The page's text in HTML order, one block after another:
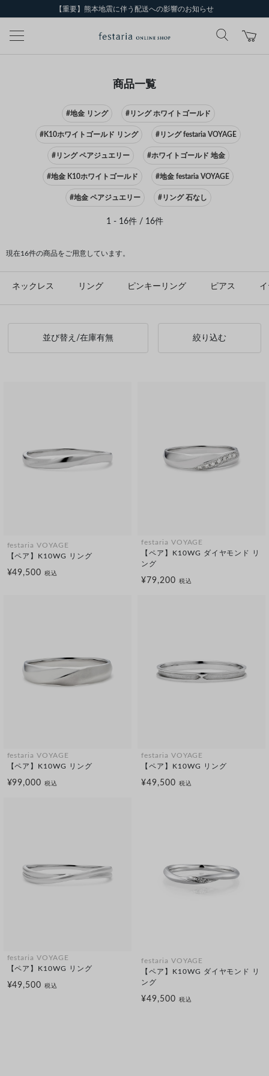
【重要】熊本地震に伴う配送への影響のお知らせ
商品一覧
#地金 リング #リング ホワイトゴールド
#K10ホワイトゴールド リング #リング festaria VOYAGE
#リング ペアジュエリー #ホワイトゴールド 地金
#地金 K10ホワイトゴールド #地金 festaria VOYAGE
#地金 ペアジュエリー #リング 石なし
1 - 16件 / 16件
現在16件の商品をご用意しています。
ネックレス リング ピンキーリング ピアス
並び替え/在庫有無 絞り込む
festaria VOYAGE
【ペア】K10WG リング
¥49,500税込
festaria VOYAGE
【ペア】K10WG ダイヤモンド リ
ング
¥79,200 税込
festaria VOYAGE
【ペア】K10WG リング
¥99,000税込
festaria VOYAGE
【ペア】K10WG リング
¥49,500 税込
festaria VOYAGE
【ペア】K10WG リング
¥49,500税込
festaria VOYAGE
【ペア】K10WG ダイヤモンド リ
ング
¥49,500 税込